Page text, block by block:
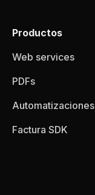
Productos
Web services
PDFs
Automatizaciones
Factura SDK